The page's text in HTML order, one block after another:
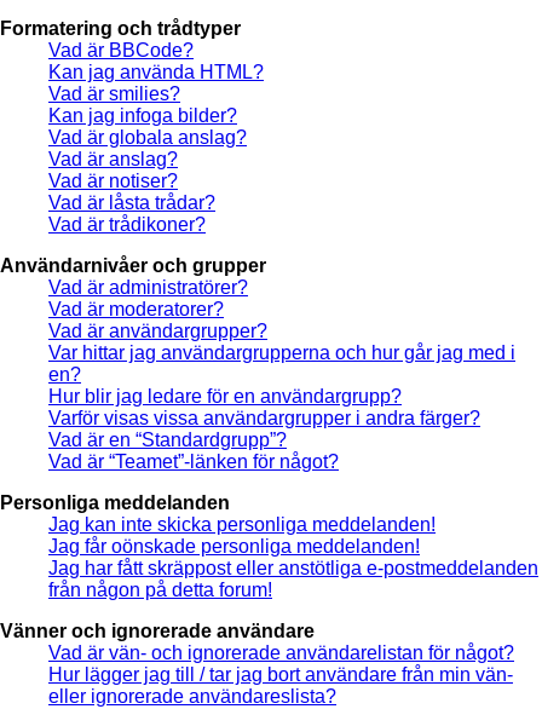
Formatering och trådtyper
Vad är BBCode?
Kan jag använda HTML?
Vad är smilies?
Kan jag infoga bilder?
Vad är globala anslag?
Vad är anslag?
Vad är notiser?
Vad är låsta trådar?
Vad är trådikoner?
Användarnivåer och grupper
Vad är administratörer?
Vad är moderatorer?
Vad är användargrupper?
Var hittar jag användargrupperna och hur går jag med i
en?
Hur blir jag ledare för en användargrupp?
Varför visas vissa användargrupper i andra färger?
Vad är en “Standardgrupp”?
Vad är “Teamet”-länken för något?
Personliga meddelanden
Jag kan inte skicka personliga meddelanden!
Jag får oönskade personliga meddelanden!
Jag har fått skräppost eller anstötliga e-postmeddelanden
från någon på detta forum!
Vänner och ignorerade användare
Vad är vän- och ignorerade användarelistan för något?
Hur lägger jag till / tar jag bort användare från min vän-
eller ignorerade användareslista?